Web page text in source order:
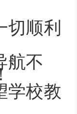
顺利
航不
学校教